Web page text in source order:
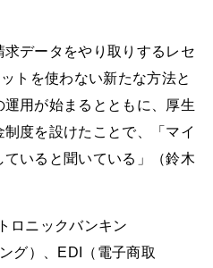
データをやり取りするレセ
トを使わない新たな方法と
用が始まるとともに、厚生
度を設けたことで、「マイ
いると聞いている」（鈴木
ロニックバンキン
グ）、EDI（電子商取